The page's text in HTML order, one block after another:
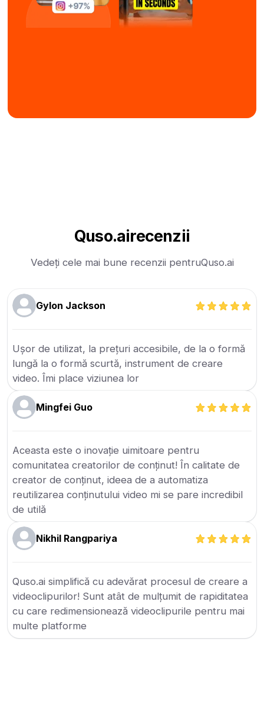
Quso.airecenzii
Vedeți cele mai bune recenzii pentruQuso.ai
Gylon Jackson
Ușor de utilizat, la prețuri accesibile, de la o formă
lungă la o formă scurtă, instrument de creare
video. Îmi place viziunea lor
Mingfei Guo
Aceasta este o inovație uimitoare pentru
comunitatea creatorilor de conținut! În calitate de
creator de conținut, ideea de a automatiza
reutilizarea conținutului video mi se pare incredibil
de utilă
Nikhil Rangpariya
Quso.ai simplifică cu adevărat procesul de creare a
videoclipurilor! Sunt atât de mulțumit de rapiditatea
cu care redimensionează videoclipurile pentru mai
multe platforme